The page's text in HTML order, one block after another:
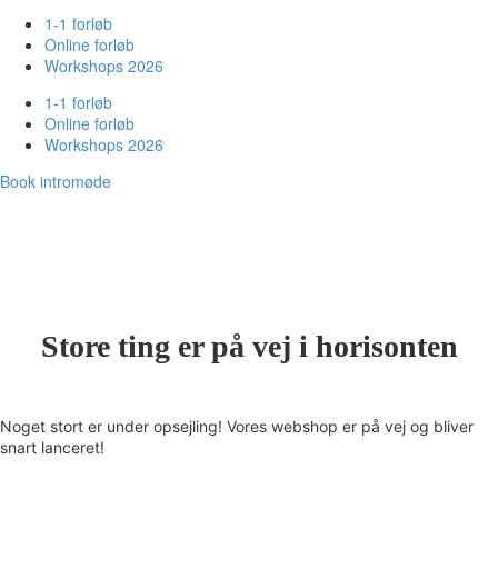
1-1 forløb
Online forløb
Workshops 2026
1-1 forløb
Online forløb
Workshops 2026
Book intromøde
Store ting er på vej i horisonten
Noget stort er under opsejling! Vores webshop er på vej og bliver
snart lanceret!